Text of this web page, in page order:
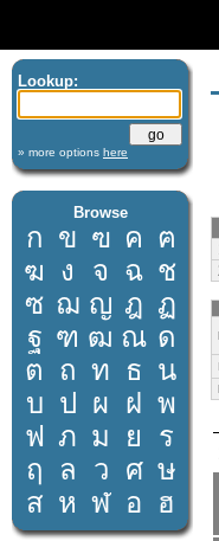
Lookup:
» more options here
Browse
ก ข ฃ ค ฅ
ฆ ง จ ฉ ช
ซ ฌ ญ ฎ ฏ
ฐ ฑ ฒ ณ ด
ต ถ ท ธ น
บ ป ผ ฝ พ
ฟ ภ ม ย
ร
ฤ
ล ว ศ ษ
ส ห ฬ อ ฮ